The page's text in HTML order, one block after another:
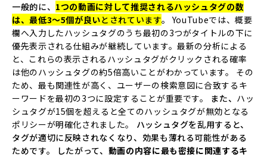
一般的に、 1つの動画に対して推奨されるハッシュタグの数
は、最低3～5個が良いとされています。YouTubeでは、概要
欄へ入力したハッシュタグのうち最初の3つがタイトルの下に
優先表示される仕組みが継続しています。最新の分析による
と、これらの表示されるハッシュタグがクリックされる確率
は他のハッシュタグの約5倍高いことがわかっています。
その
ため、最も関連性が高く、ユーザーの検索意図に合致するキ
ーワードを最初の3つに設定することが重要です。
また、 ハッ
シュタグが15個を超えると全てのハッシュタグが無効となる
ポリシーが明確化されました。
ハッシュタグを乱用すると、
タグが適切に反映されなくなり、効果も薄れる可能性がある
ためです。 したがって、 動画の内容に最も密接に関連するキ